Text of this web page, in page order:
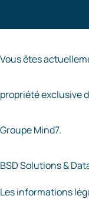
Vous êtes
propriété exclusive
Groupe Mind7.
BSD Solutions &
Les informations